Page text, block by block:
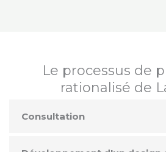
Le processus de
rationalisé de
Consultation